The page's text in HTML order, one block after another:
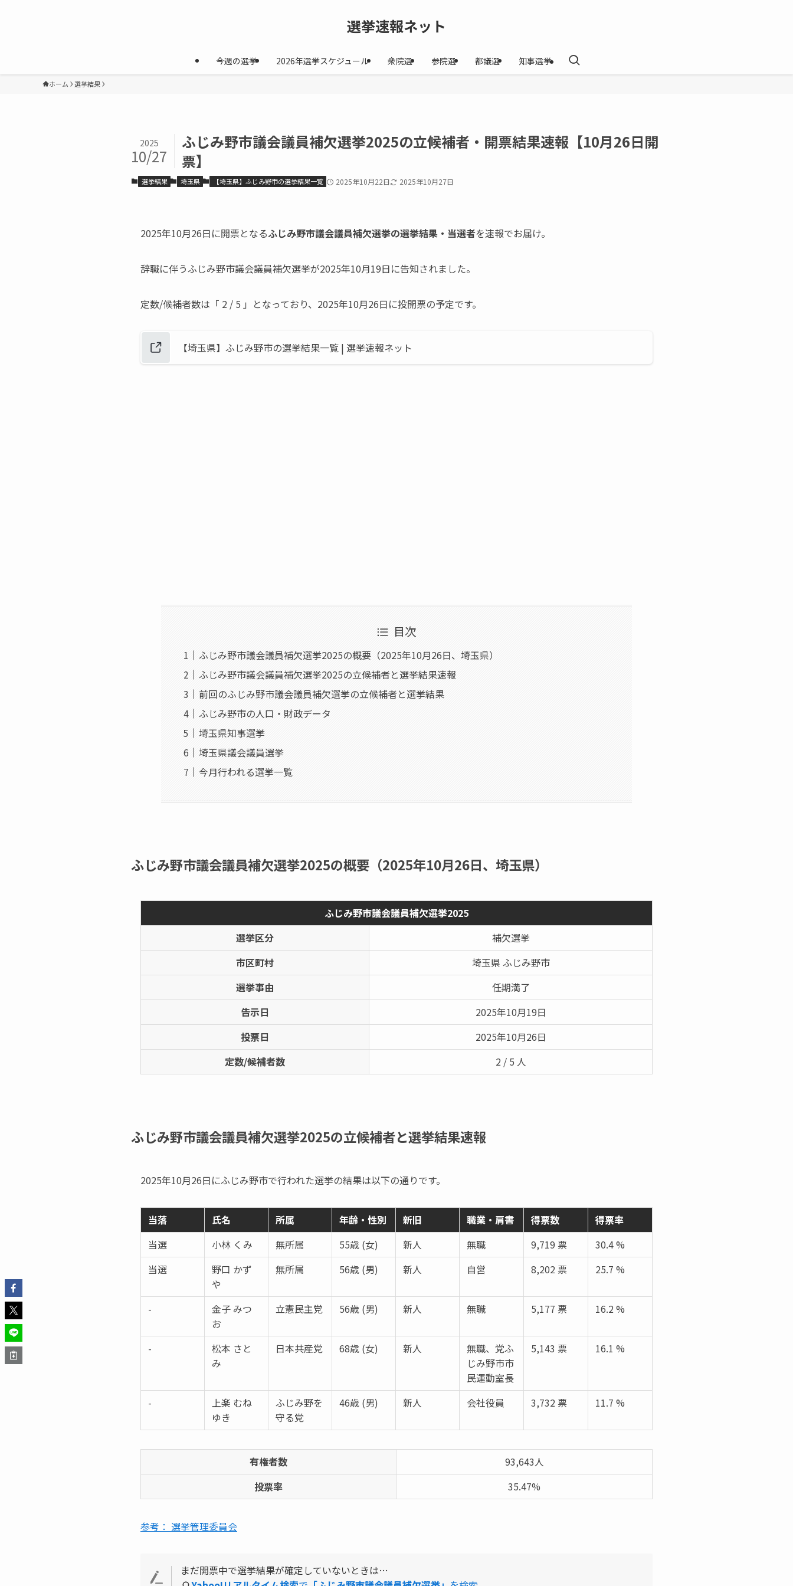
選挙速報ネット
今週の選挙 2026年選挙スケジュール 衆院選 参院選 都議選 知事選挙
ホーム 選挙結果
ふじみ野市議会議員補欠選挙2025の立候補者・開票結果速報【10月26日開
票】
2025
10/27
選挙結果 埼玉県 【埼玉県】ふじみ野市の選挙結果一覧 2025年10月22日 2025年10月27日
2025年10月26日に開票となるふじみ野市議会議員補欠選挙の選挙結果・当選者を速報でお届け。
辞職に伴うふじみ野市議会議員補欠選挙が2025年10月19日に告知されました。
定数/候補者数は「 2 / 5 」となっており、2025年10月26日に投開票の予定です。
【埼玉県】ふじみ野市の選挙結果一覧 | 選挙速報ネット
目次
ふじみ野市議会議員補欠選挙2025の概要（2025年10月26日、埼玉県）
ふじみ野市議会議員補欠選挙2025の立候補者と選挙結果速報
前回のふじみ野市議会議員補欠選挙の立候補者と選挙結果
ふじみ野市の人口・財政データ
埼玉県知事選挙
埼玉県議会議員選挙
今月行われる選挙一覧
ふじみ野市議会議員補欠選挙2025の概要（2025年10月26日、埼玉県）
ふじみ野市議会議員補欠選挙2025
選挙区分
補欠選挙
市区町村
埼玉県 ふじみ野市
選挙事由
任期満了
告示日
2025年10月19日
投票日
2025年10月26日
定数/候補者数
2 / 5 人
ふじみ野市議会議員補欠選挙2025の立候補者と選挙結果速報
2025年10月26日にふじみ野市で行われた選挙の結果は以下の通りです。
当落 氏名 所属 年齢・性別 新旧 職業・肩書 得票数
得票率
当選
小林 くみ 無所属 55歳 (女) 新人 無職 9,719 票
30.4 %
当選
野口 かず
や
無所属 56歳 (男) 新人 自営 8,202 票 25.7 %
-
金子 みつ
お
立憲民主党 56歳 (男) 新人 無職 5,177 票 16.2 %
-
松本 さと
み
日本共産党 68歳 (女) 新人
無職、党ふ
じみ野市市
民運動室長
5,143 票 16.1 %
-
上楽 むね
ゆき
ふじみ野を
守る党
46歳 (男) 新人 会社役員 3,732 票 11.7 %
有権者数
93,643人
投票率
35.47%
参考： 選挙管理委員会
まだ開票中で選挙結果が確定していないときは…